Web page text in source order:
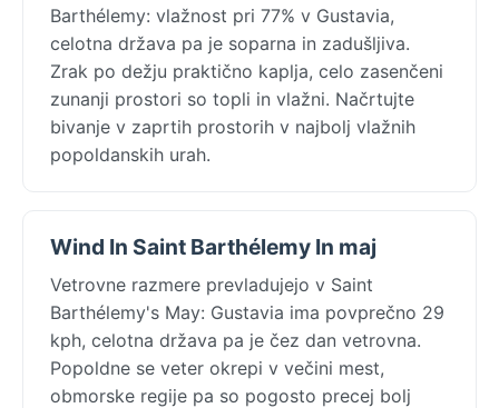
Barthélemy: vlažnost pri 77% v Gustavia,
celotna država pa je soparna in zadušljiva.
Zrak po dežju praktično kaplja, celo zasenčeni
zunanji prostori so topli in vlažni. Načrtujte
bivanje v zaprtih prostorih v najbolj vlažnih
popoldanskih urah.
Wind In Saint Barthélemy In maj
Vetrovne razmere prevladujejo v Saint
Barthélemy's May: Gustavia ima povprečno 29
kph, celotna država pa je čez dan vetrovna.
Popoldne se veter okrepi v večini mest,
obmorske regije pa so pogosto precej bolj